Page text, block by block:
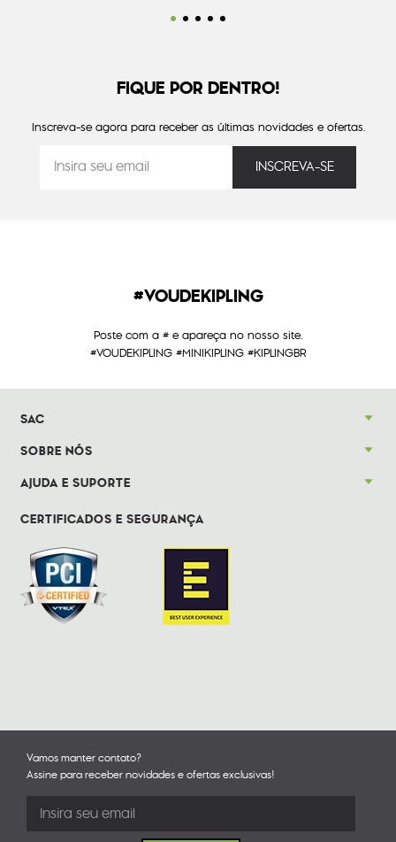
FIQUE POR DENTRO!
Inscreva-se agora para receber as últimas novidades e ofertas.
#VOUDEKIPLING
Poste com a # e apareça no nosso site.
#VOUDEKIPLING #MINIKIPLING #KIPLINGBR
SAC
SOBRE NÓS
AJUDA E SUPORTE
CERTIFICADOS E SEGURANÇA
Vamos manter contato?
Assine para receber novidades e ofertas exclusivas!